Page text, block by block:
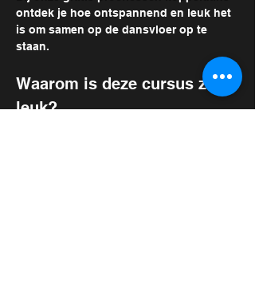
ontdek je hoe ontspannend en leuk het
is om samen op de dansvloer op te
staan.
Waarom is deze cursus zo
leuk?